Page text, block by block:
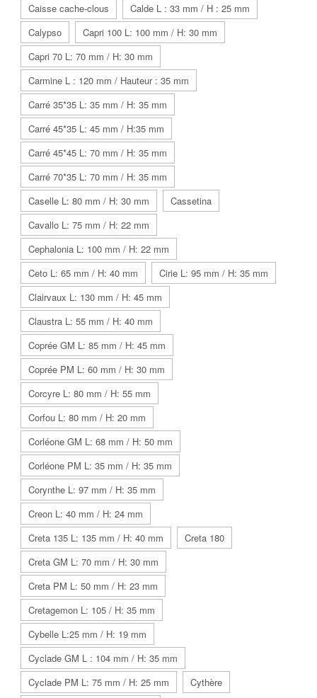
Caisse cache-clous
Calde L : 33 mm / H : 25 mm
Calypso
Capri 100 L: 100 mm / H: 30 mm
Capri 70 L: 70 mm / H: 30 mm
Carmine L : 120 mm / Hauteur : 35 mm
Carré 35*35 L: 35 mm / H: 35 mm
Carré 45*35 L: 45 mm / H:35 mm
Carré 45*45 L: 70 mm / H: 35 mm
Carré 70*35 L: 70 mm / H: 35 mm
Caselle L: 80 mm / H: 30 mm
Cassetina
Cavallo L: 75 mm / H: 22 mm
Cephalonia L: 100 mm / H: 22 mm
Ceto L: 65 mm / H: 40 mm
Cirie L: 95 mm / H: 35 mm
Clairvaux L: 130 mm / H: 45 mm
Claustra L: 55 mm / H: 40 mm
Coprée GM L: 85 mm / H: 45 mm
Coprée PM L: 60 mm / H: 30 mm
Corcyre L: 80 mm / H: 55 mm
Corfou L: 80 mm / H: 20 mm
Corléone GM L: 68 mm / H: 50 mm
Corléone PM L: 35 mm / H: 35 mm
Corynthe L: 97 mm / H: 35 mm
Creon L: 40 mm / H: 24 mm
Creta 135 L: 135 mm / H: 40 mm
Creta 180
Creta GM L: 70 mm / H: 30 mm
Creta PM L: 50 mm / H: 23 mm
Cretagemon L: 105 / H: 35 mm
Cybelle L:25 mm / H: 19 mm
Cyclade GM L : 104 mm / H: 35 mm
Cyclade PM L: 75 mm / H: 25 mm
Cythère